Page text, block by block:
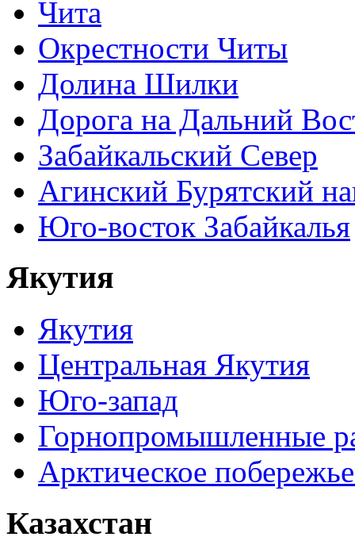
Чита
Окрестности Читы
Долина Шилки
Дорога на Дальний
Забайкальский Север
Агинский Бурятский
Юго-восток Забайкалья
Якутия
Якутия
Центральная Якутия
Юго-запад
Горнопромышленные
Арктическое
Казахстан